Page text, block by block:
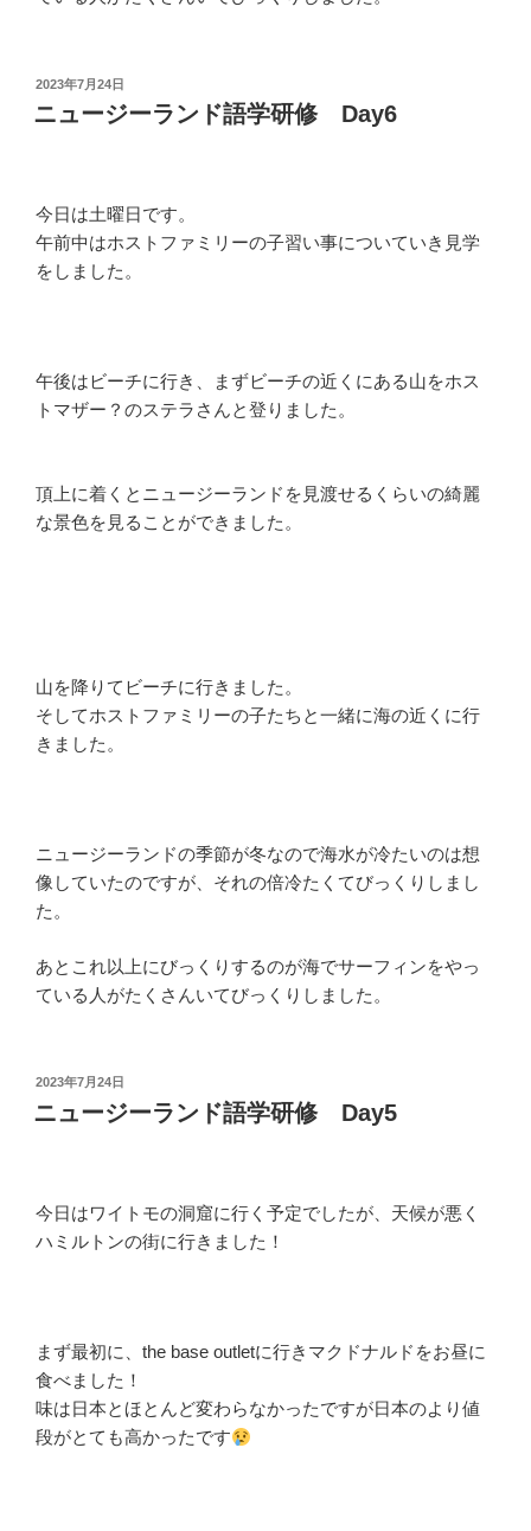
投
稿
日:
2023年7月24日
ニュージーランド語学研修 Day6
今日は土曜日です。
午前中はホストファミリーの子習い事についていき見学
をしました。
午後はビーチに行き、まずビーチの近くにある山をホス
トマザー？のステラさんと登りました。
頂上に着くとニュージーランドを見渡せるくらいの綺麗
な景色を見ることができました。
山を降りてビーチに行きました。
そしてホストファミリーの子たちと一緒に海の近くに行
きました。
ニュージーランドの季節が冬なので海水が冷たいのは想
像していたのですが、それの倍冷たくてびっくりしまし
た。
あとこれ以上にびっくりするのが海でサーフィンをやっ
ている人がたくさんいてびっくりしました。
投
稿
日:
2023年7月24日
ニュージーランド語学研修 Day5
今日はワイトモの洞窟に行く予定でしたが、天候が悪く
ハミルトンの街に行きました！
まず最初に、the base outletに行きマクドナルドをお昼に
食べました！
味は日本とほとんど変わらなかったですが日本のより値
段がとても高かったです